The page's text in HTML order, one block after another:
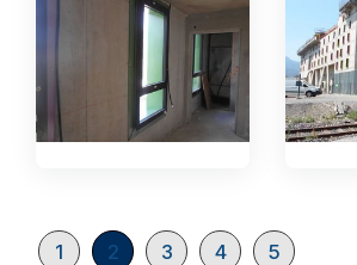
1 2 3 4
5